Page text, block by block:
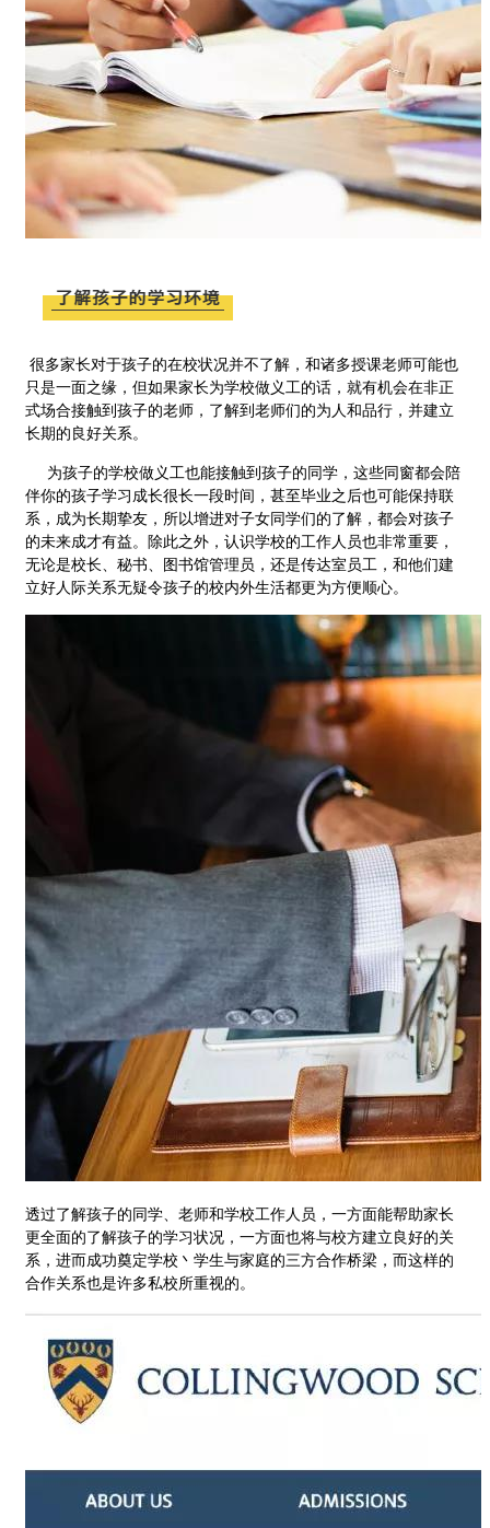
很多家长对于孩子的在校状况并不了解，和诸多授课老师可能也
只是一面之缘，但如果家长为学校做义工的话，就有机会在非正
式场合接触到孩子的老师，了解到老师们的为人和品行，并建立
长期的良好关系。
为孩子的学校做义工也能接触到孩子的同学，这些同窗都会陪
伴你的孩子学习成长很长一段时间，甚至毕业之后也可能保持联
系，成为长期挚友，所以增进对子女同学们的了解，都会对孩子
的未来成才有益。除此之外，认识学校的工作人员也非常重要，
无论是校长、秘书、图书馆管理员，还是传达室员工，和他们建
立好人际关系无疑令孩子的校内外生活都更为方便顺心。
透过了解孩子的同学、老师和学校工作人员，一方面能帮助家长
更全面的了解孩子的学习状况，一方面也将与校方建立良好的关
系，进而成功奠定学校丶学生与家庭的三方合作桥梁，而这样的
合作关系也是许多私校所重视的。